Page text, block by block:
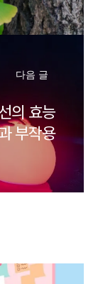
다음 글
의 효능
부작용